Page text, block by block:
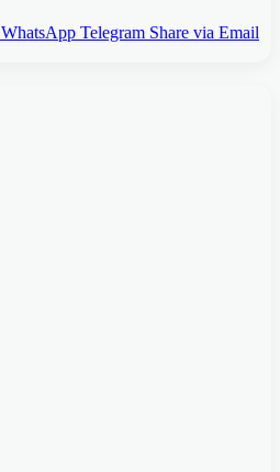
WhatsApp Telegram Share via Email